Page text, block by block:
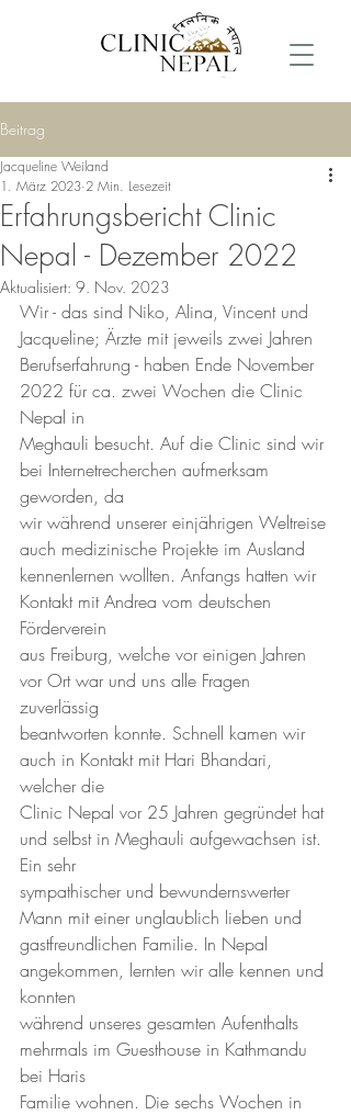
Beitrag
Erfahrungsbericht Clinic
Nepal - Dezember 2022
Jacqueline Weiland
1. März 2023 2 Min. Lesezeit
Aktualisiert: 9. Nov. 2023
Wir - das sind Niko, Alina, Vincent und
Jacqueline; Ärzte mit jeweils zwei Jahren
Berufserfahrung - haben Ende November
2022 für ca. zwei Wochen die Clinic
Nepal in
Meghauli besucht. Auf die Clinic sind wir
bei Internetrecherchen aufmerksam
geworden, da
wir während unserer einjährigen Weltreise
auch medizinische Projekte im Ausland
kennenlernen wollten. Anfangs hatten wir
Kontakt mit Andrea vom deutschen
Förderverein
aus Freiburg, welche vor einigen Jahren
vor Ort war und uns alle Fragen
zuverlässig
beantworten konnte. Schnell kamen wir
auch in Kontakt mit Hari Bhandari,
welcher die
Clinic Nepal vor 25 Jahren gegründet hat
und selbst in Meghauli aufgewachsen ist.
Ein sehr
sympathischer und bewundernswerter
Mann mit einer unglaublich lieben und
gastfreundlichen Familie. In Nepal
angekommen, lernten wir alle kennen und
konnten
während unseres gesamten Aufenthalts
mehrmals im Guesthouse in Kathmandu
bei Haris
Familie wohnen. Die sechs Wochen in